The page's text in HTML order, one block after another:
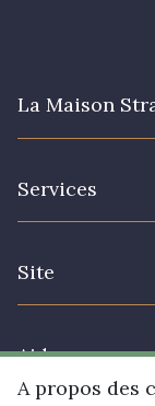
La Maison
Services
Site
Prix réduits
Aide
A propos des